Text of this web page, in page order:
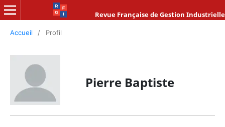
Revue Française de Gestion Industrielle
Accueil / Profil
Pierre Baptiste